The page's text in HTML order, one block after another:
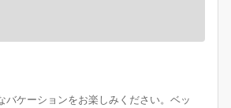
バケーションをお楽しみください。ベッ